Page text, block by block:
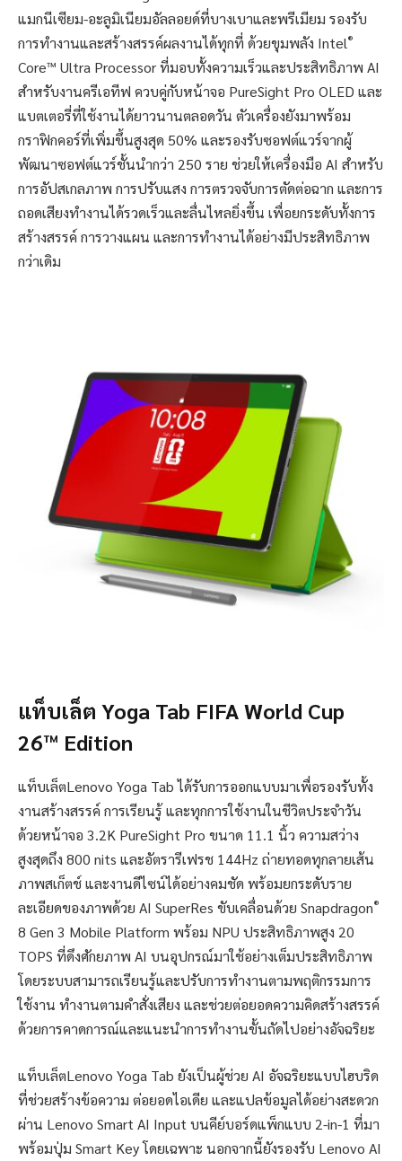
แมกนีเซียม-อะลูมิเนียมอัลลอยด์ที่บางเบาและพรีเมียม รองรับ
การทำงานและสร้างสรรค์ผลงานได้ทุกที่ ด้วยขุมพลัง Intel®
Core™ Ultra Processor ที่มอบทั้งความเร็วและประสิทธิภาพ AI
สำหรับงานครีเอทีฟ ควบคู่กับหน้าจอ PureSight Pro OLED และ
แบตเตอรี่ที่ใช้งานได้ยาวนานตลอดวัน ตัวเครื่องยังมาพร้อม
กราฟิกคอร์ที่เพิ่มขึ้นสูงสุด 50% และรองรับซอฟต์แวร์จากผู้
พัฒนาซอฟต์แวร์ชั้นนำกว่า 250 ราย ช่วยให้เครื่องมือ AI สำหรับ
การอัปสเกลภาพ การปรับแสง การตรวจจับการตัดต่อฉาก และการ
ถอดเสียงทำงานได้รวดเร็วและลื่นไหลยิ่งขึ้น เพื่อยกระดับทั้งการ
สร้างสรรค์ การวางแผน และการทำงานได้อย่างมีประสิทธิภาพ
กว่าเดิม
แท็บเล็ต Yoga Tab FIFA World Cup
26™ Edition
แท็บเล็ตLenovo Yoga Tab ได้รับการออกแบบมาเพื่อรองรับทั้ง
งานสร้างสรรค์ การเรียนรู้ และทุกการใช้งานในชีวิตประจำวัน
ด้วยหน้าจอ 3.2K PureSight Pro ขนาด 11.1 นิ้ว ความสว่าง
สูงสุดถึง 800 nits และอัตรารีเฟรช 144Hz ถ่ายทอดทุกลายเส้น
ภาพสเก็ตช์ และงานดีไซน์ได้อย่างคมชัด พร้อมยกระดับราย
ละเอียดของภาพด้วย AI SuperRes ขับเคลื่อนด้วย Snapdragon®
8 Gen 3 Mobile Platform พร้อม NPU ประสิทธิภาพสูง 20
TOPS ที่ดึงศักยภาพ AI บนอุปกรณ์มาใช้อย่างเต็มประสิทธิภาพ
โดยระบบสามารถเรียนรู้และปรับการทำงานตามพฤติกรรมการ
ใช้งาน ทำงานตามคำสั่งเสียง และช่วยต่อยอดความคิดสร้างสรรค์
ด้วยการคาดการณ์และแนะนำการทำงานขั้นถัดไปอย่างอัจฉริยะ
แท็บเล็ตLenovo Yoga Tab ยังเป็นผู้ช่วย AI อัจฉริยะแบบไฮบริด
ที่ช่วยสร้างข้อความ ต่อยอดไอเดีย และแปลข้อมูลได้อย่างสะดวก
ผ่าน Lenovo Smart AI Input บนคีย์บอร์ดแพ็กแบบ 2-in-1 ที่มา
พร้อมปุ่ม Smart Key โดยเฉพาะ นอกจากนี้ยังรองรับ Lenovo AI